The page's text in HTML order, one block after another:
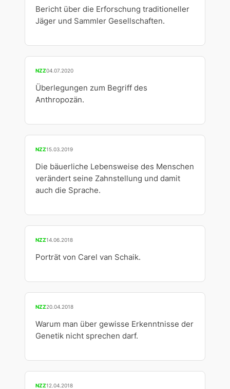
Bericht über die Erforschung traditioneller
Jäger und Sammler Gesellschaften.
NZZ04.07.2020
Überlegungen zum Begriff des
Anthropozän.
NZZ15.03.2019
Die bäuerliche Lebensweise des Menschen
verändert seine Zahnstellung und damit
auch die Sprache.
NZZ14.06.2018
Porträt von Carel van Schaik.
NZZ20.04.2018
Warum man über gewisse Erkenntnisse der
Genetik nicht sprechen darf.
NZZ12.04.2018